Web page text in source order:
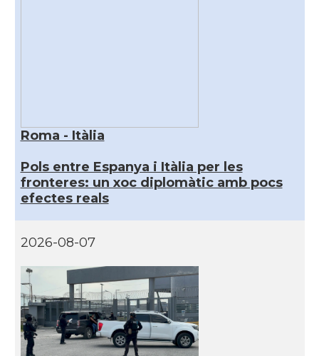
Roma - Itàlia
Pols entre Espanya i Itàlia per les
fronteres: un xoc diplomàtic amb pocs
efectes reals
2026-08-07